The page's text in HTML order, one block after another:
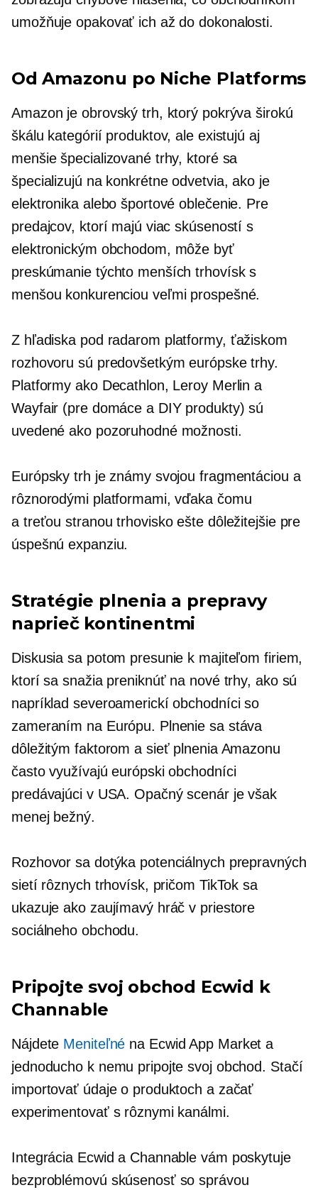
umožňuje opakovať ich až do dokonalosti.
Od Amazonu po Niche Platforms
Amazon je obrovský trh, ktorý pokrýva širokú
škálu kategórií produktov, ale existujú aj
menšie špecializované trhy, ktoré sa
špecializujú na konkrétne odvetvia, ako je
elektronika alebo športové oblečenie. Pre
predajcov, ktorí majú viac skúseností s
elektronickým obchodom, môže byť
preskúmanie týchto menších trhovísk s
menšou konkurenciou veľmi prospešné.
Z hľadiska pod radarom platformy, ťažiskom
rozhovoru sú predovšetkým európske trhy.
Platformy ako Decathlon, Leroy Merlin a
Wayfair (pre domáce a DIY produkty) sú
uvedené ako pozoruhodné možnosti.
Európsky trh je známy svojou fragmentáciou a
rôznorodými platformami, vďaka čomu
a treťou stranou trhovisko ešte dôležitejšie pre
úspešnú expanziu.
Stratégie plnenia a prepravy
naprieč kontinentmi
Diskusia sa potom presunie k majiteľom firiem,
ktorí sa snažia preniknúť na nové trhy, ako sú
napríklad severoamerickí obchodníci so
zameraním na Európu. Plnenie sa stáva
dôležitým faktorom a sieť plnenia Amazonu
často využívajú európski obchodníci
predávajúci v USA. Opačný scenár je však
menej bežný.
Rozhovor sa dotýka potenciálnych prepravných
sietí rôznych trhovísk, pričom TikTok sa
ukazuje ako zaujímavý hráč v priestore
sociálneho obchodu.
Pripojte svoj obchod Ecwid k
Channable
Nájdete Meniteľné na Ecwid App Market a
jednoducho k nemu pripojte svoj obchod. Stačí
importovať údaje o produktoch a začať
experimentovať s rôznymi kanálmi.
Integrácia Ecwid a Channable vám poskytuje
bezproblémovú skúsenosť so správou